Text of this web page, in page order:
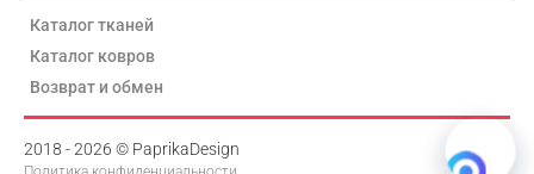
Каталог тканей
Каталог ковров
Возврат и обмен
2018 - 2026 © PaprikaDesign